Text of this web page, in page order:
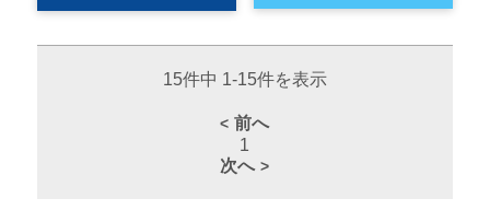
15件中 1-15件を表示
前へ
1
次へ